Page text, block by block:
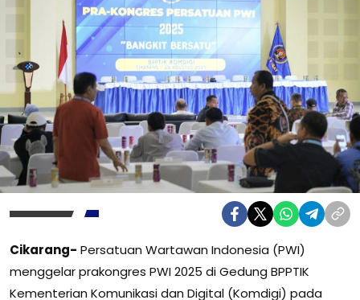
Cikarang- Persatuan Wartawan Indonesia (PWI)
menggelar prakongres PWI 2025 di Gedung BPPTIK
Kementerian Komunikasi dan Digital (Komdigi) pada